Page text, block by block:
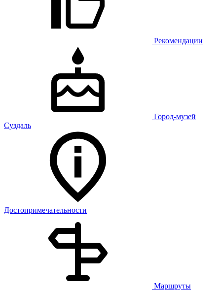
Рекомендации
Город-музей
Суздаль
Достопримечательности
Маршруты